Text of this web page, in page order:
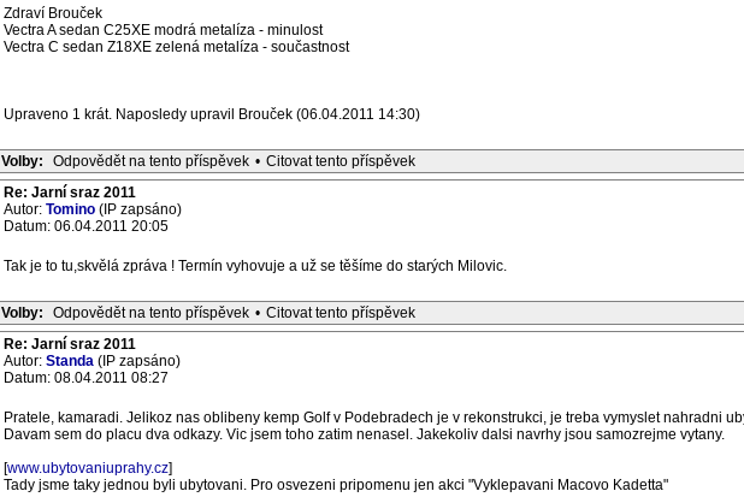
Zdraví Brouček
Vectra A sedan C25XE modrá metalíza - minulost
Vectra C sedan Z18XE zelená metalíza - součastnost
Upraveno 1 krát. Naposledy upravil Brouček (06.04.2011 14:30)
Volby: Odpovědět na tento příspěvek • Citovat tento příspěvek
Re: Jarní sraz 2011
Autor: Tomino (IP zapsáno)
Datum: 06.04.2011 20:05
Tak je to tu,skvělá zpráva ! Termín vyhovuje a už se těšíme do starých Milovic.
Volby: Odpovědět na tento příspěvek • Citovat tento příspěvek
Re: Jarní sraz 2011
Autor: Standa (IP zapsáno)
Datum: 08.04.2011 08:27
Pratele, kamaradi. Jelikoz nas oblibeny kemp Golf v Podebradech je v rekonstrukci, je treba vymyslet nahradni
Davam sem do placu dva odkazy. Vic jsem toho zatim nenasel. Jakekoliv dalsi navrhy jsou samozrejme vytany.
[www.ubytovaniuprahy.cz]
Tady jsme taky jednou byli ubytovani. Pro osvezeni pripomenu jen akci "Vyklepavani Macovo Kadetta"